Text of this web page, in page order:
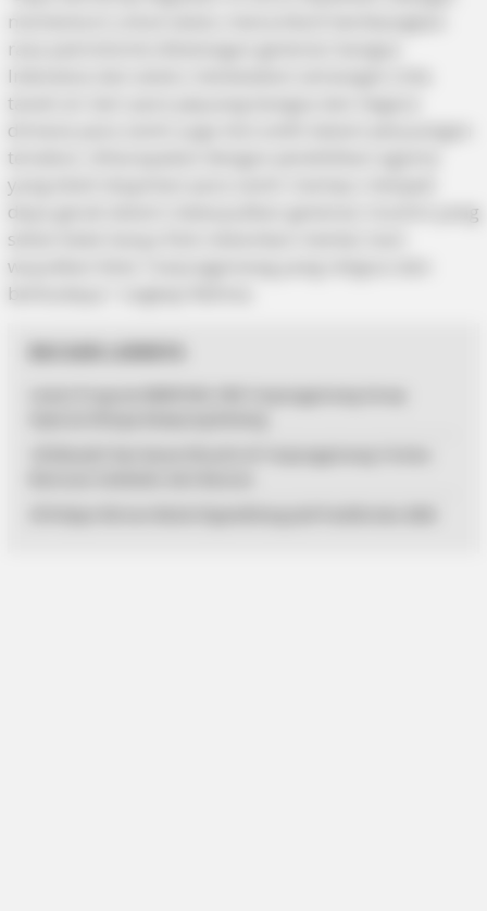
momentum untuk selalu menumbuh kembangkan
rasa patroitisme dikalangan generasi bangsa
Indonesia dan selalu meneladani semangat cinta
tanah air dari para pejuang bangsa dan negara
dimana para santri juga ikut andil dalam perjuangan
tersebut. diharapakan dengan pendidikan agama
yang telah diajarkan para santri mampu menjadi
daya gerak dalam mewujudkan generasi muslim yang
sehat tidak hanya fisik melainkan mental mari
wujudkan Kota Tanjungpinang yang religius dan
berbudaya,” ungkap Rahma.